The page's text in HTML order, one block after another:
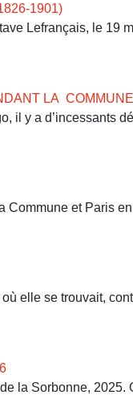
1901)
Lefrançais, le 19
LA COMMUNE
il y a d’incessants
Commune et Paris
elle se trouvait,
la Sorbonne, 2025.